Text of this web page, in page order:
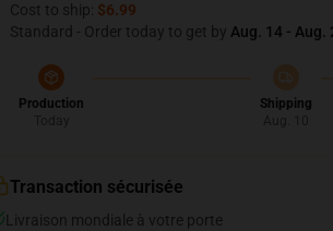
Cost to ship: $6.99
Standard - Order today to get by Aug. 14 - Aug.
Production
Shipping
Transaction sécurisée
Livraison mondiale à votre porte